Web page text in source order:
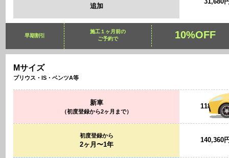
追加
早期割引
施工１ヶ月前の
ご予約で
10%OFF
Mサイズ
プリウス・IS・ベンツA等
新車
（初度登録から2ヶ月まで）
118,360
初度登録から
2ヶ月〜1年
140,360